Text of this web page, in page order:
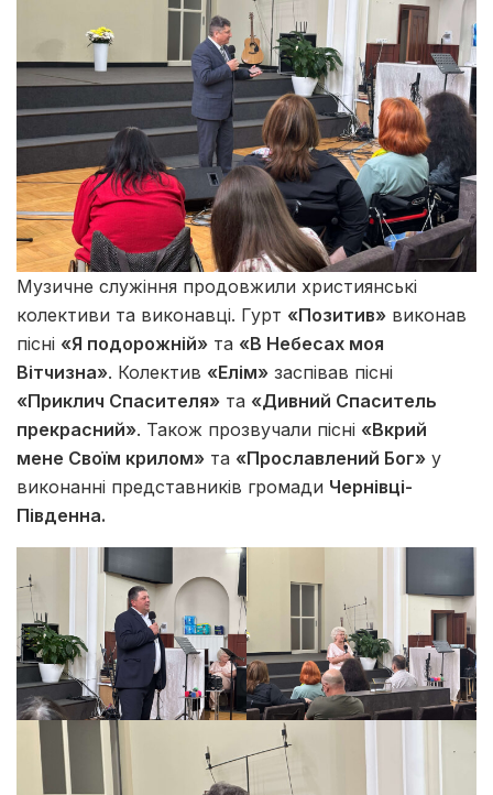
Музичне служіння продовжили християнські
колективи та виконавці. Гурт «Позитив» виконав
пісні «Я подорожній» та «В Небесах моя
Вітчизна». Колектив «Елім» заспівав пісні
«Приклич Спасителя» та «Дивний Спаситель
прекрасний». Також прозвучали пісні «Вкрий
мене Своїм крилом» та «Прославлений Бог» у
виконанні представників громади Чернівці-
Південна.